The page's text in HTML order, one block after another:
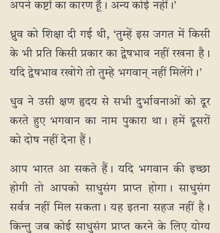
अपने कष्टों का कारण हूँ। अन्य कोई नहीं।’
ध्रुव को शिक्षा दी गई थी, ‘तुम्हें इस जगत में किसी
के भी प्रति किसी प्रकार का द्वेषभाव नहीं रखना है।
यदि द्वेषभाव रखोगे तो तुम्हे भगवान् नहीं मिलेंगे।’
धुव ने उसी क्षण हृदय से सभी दुर्भावनाओं को दूर
करते हुए भगवान का नाम पुकारा था। हमें दूसरों
को दोष नहीं देना हैं।
आप भारत आ सकते हैं। यदि भगवान की इच्छा
होगी तो आपको साधुसंग प्राप्त होगा। साधुसंग
सर्वत्र नहीं मिल सकता। यह इतना सहज नहीं है।
किन्तु जब कोई साधुसंग प्राप्त करने के लिए योग्य